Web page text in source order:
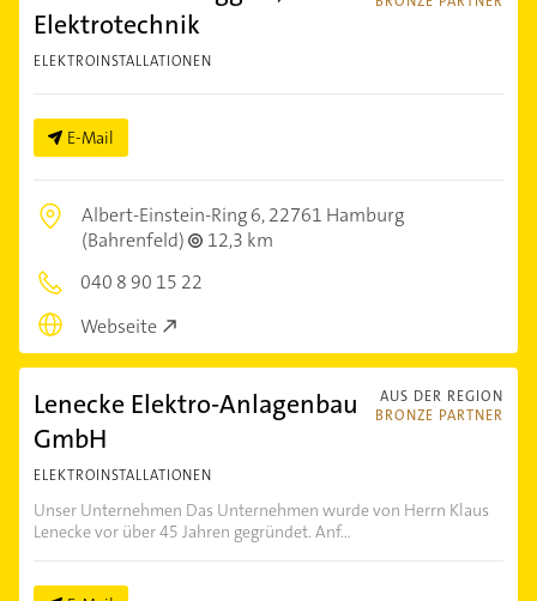
Elektrotechnik
ELEKTROINSTALLATIONEN
E-Mail
Albert-Einstein-Ring 6,22761 Hamburg
(Bahrenfeld)
12,3 km
040 8 90 15 22
Webseite
AUS DER REGION
BRONZE PARTNER
Lenecke Elektro-Anlagenbau
GmbH
ELEKTROINSTALLATIONEN
Unser Unternehmen Das Unternehmen wurde von Herrn Klaus
Lenecke vor über 45 Jahren gegründet. Anf...